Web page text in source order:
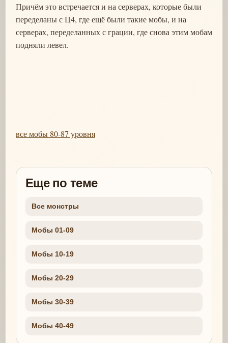
Причём это встречается и на серверах, которые были
переделаны с Ц4, где ещё были такие мобы, и на
серверах, переделанных с грации, где снова этим мобам
подняли левел.
все мобы 80-87 уровня
Еще по теме
Все монстры
Мобы 01-09
Мобы 10-19
Мобы 20-29
Мобы 30-39
Мобы 40-49